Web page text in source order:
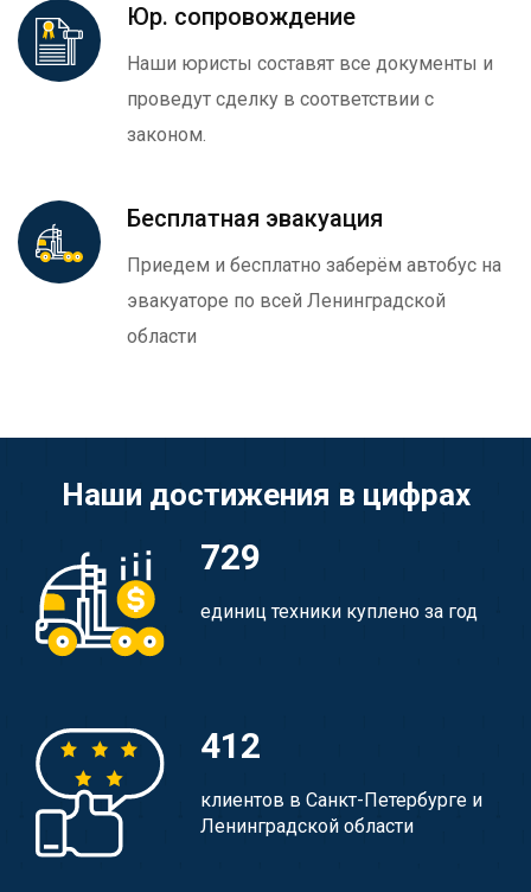
Юр. сопровождение
Наши юристы составят все документы и
проведут сделку в соответствии с
законом.
Бесплатная эвакуация
Приедем и бесплатно заберём автобус на
эвакуаторе по всей Ленинградской
области
Наши достижения в цифрах
729
единиц техники куплено за год
412
клиентов в Санкт-Петербурге и
Ленинградской области